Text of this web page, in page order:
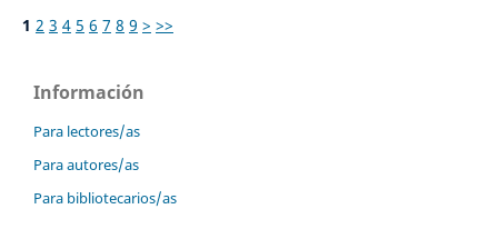
1 2 3 4 5 6 7 8 9 > >>
Información
Para lectores/as
Para autores/as
Para bibliotecarios/as